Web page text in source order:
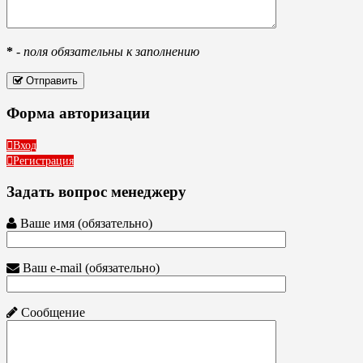
* - поля обязательны к заполнению
Отправить
Форма авторизации
Вход
Регистрация
Задать вопрос менеджеру
Ваше имя (обязательно)
Ваш e-mail (обязательно)
Сообщение